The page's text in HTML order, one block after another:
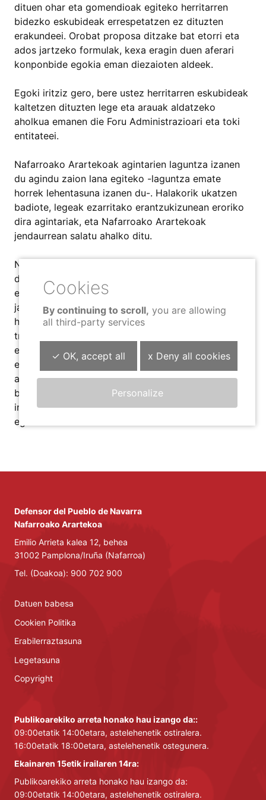
dituen ohar eta gomendioak egiteko herritarren
bidezko eskubideak errespetatzen ez dituzten
erakundeei. Orobat proposa ditzake bat etorri eta
ados jartzeko formulak, kexa eragin duen aferari
konponbide egokia eman diezaioten aldeek.
Egoki iritziz gero, bere ustez herritarren eskubideak
kaltetzen dituzten lege eta arauak aldatzeko
aholkua emanen die Foru Administrazioari eta toki
entitateei.
Nafarroako Arartekoak agintarien laguntza izanen
du agindu zaion lana egiteko -laguntza emate
horrek lehentasuna izanen du-. Halakorik ukatzen
badiote, legeak ezarritako erantzukizunean eroriko
dira agintariak, eta Nafarroako Arartekoak
jendaurrean salatu ahalko ditu.
Nafarroako Arartekoa ez da epailea, eta hortaz, ez
du epairik ematen, ez du zehapenik ezartzen eta
ezin ditu eten kexa eragin duten administrazio
jarduketak. Urtero, Nafarroako Arartekoak
herritarrek aurkeztutako kexen, horiei eman zaien
tramitazioaren eta lortu diren emaitzen berri
emanen dio Nafarroako Parlamentuari. Halaber,
egindako lanaren ondorioz, iradokizunak egin eta
aholkuak eman ditzake. Parlamentuko taldeek,
berriz, Nafarroako Arartekoak emandako
informazioa baliaturik, ondorioak atera eta neurri
egokiak hartuko dituzte.
Defensor del Pueblo de Navarra
Nafarroako Arartekoa
Emilio Arrieta kalea 12, behea
31002 Pamplona/Iruña (Nafarroa)
Tel. (Doakoa): 900 702 900
Datuen babesa
Cookien Politika
Erabilerraztasuna
Legetasuna
Copyright
Publikoarekiko arreta honako hau izango da::
09:00etatik 14:00etara, astelehenetik ostiralera.
16:00etatik 18:00etara, astelehenetik ostegunera.
Ekainaren 15etik irailaren 14ra:
Publikoarekiko arreta honako hau izango da:
09:00etatik 14:00etara, astelehenetik ostiralera.
By continuing to scroll, you are allowing
all third-party services
✓ OK, accept all x Deny all cookies
Personalize